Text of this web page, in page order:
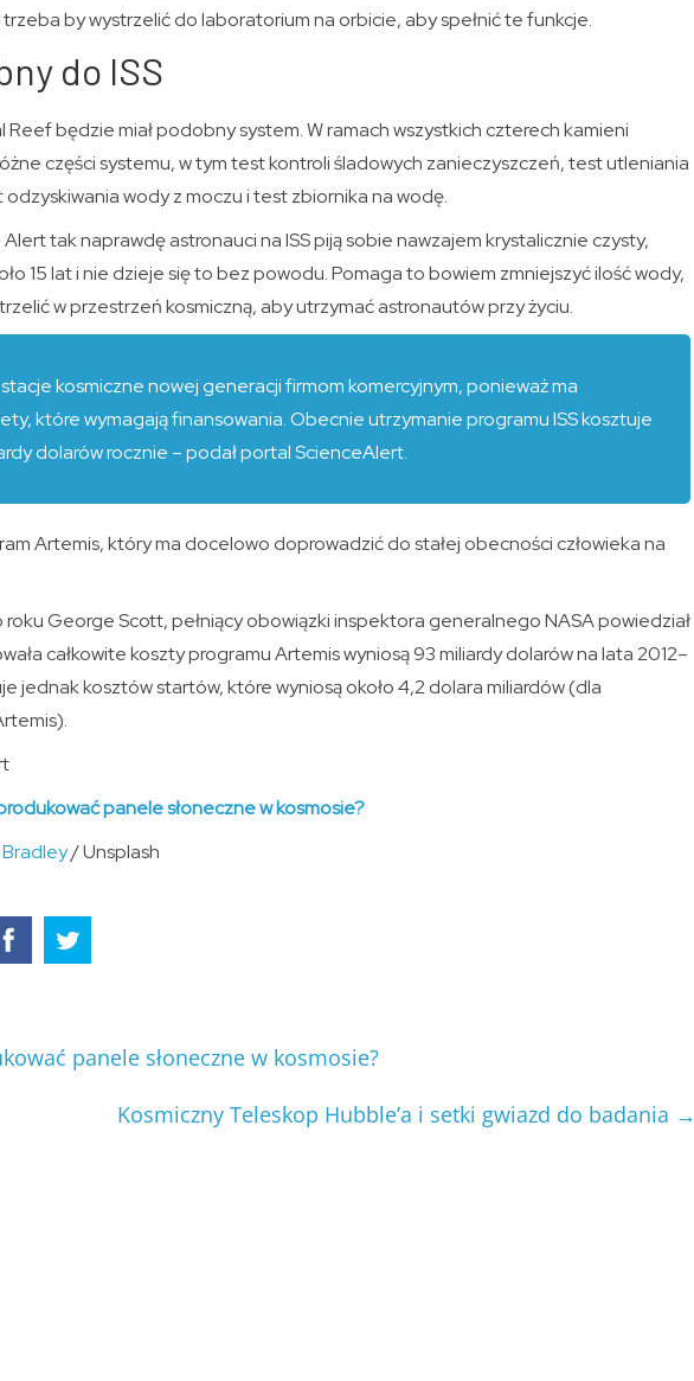
trzeba by wystrzelić do laboratorium na orbicie, aby spełnić te funkcje.
do ISS
Reef będzie miał podobny system. W ramach wszystkich czterech kamieni
części systemu, w tym test kontroli śladowych zanieczyszczeń, test utleniania
wody z moczu i test zbiornika na wodę.
tak naprawdę astronauci na ISS piją sobie nawzajem krystalicznie czysty,
15 lat i nie dzieje się to bez powodu. Pomaga to bowiem zmniejszyć ilość wody,
w przestrzeń kosmiczną, aby utrzymać astronautów przy życiu.
kosmiczne nowej generacji firmom komercyjnym, ponieważ ma
które wymagają finansowania. Obecnie utrzymanie programu ISS kosztuje
dolarów rocznie – podał portal ScienceAlert.
Artemis, który ma docelowo doprowadzić do stałej obecności człowieka na
George Scott, pełniący obowiązki inspektora generalnego NASA powiedział
całkowite koszty programu Artemis wyniosą 93 miliardy dolarów na lata 2012–
jednak kosztów startów, które wyniosą około 4,2 dolara miliardów (dla
panele słoneczne w kosmosie?
/ Unsplash
panele słoneczne w kosmosie?
Kosmiczny Teleskop Hubble’a i setki gwiazd do badania →